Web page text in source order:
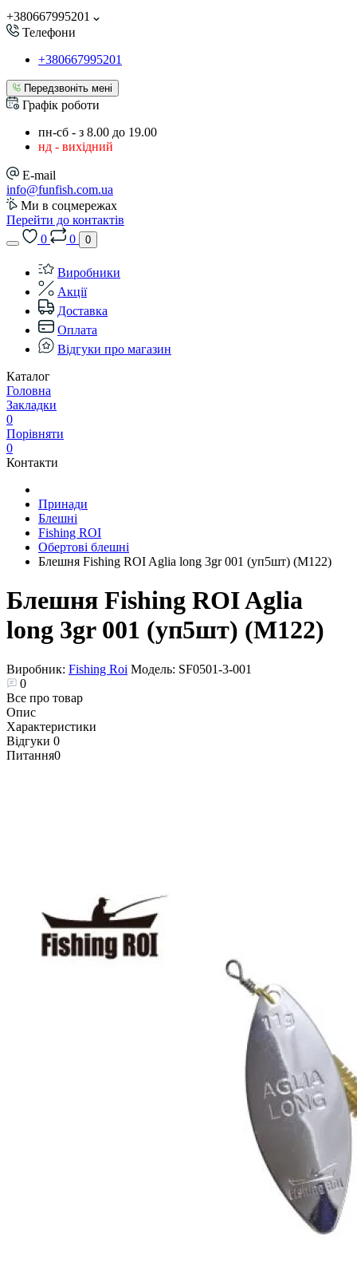
+380667995201
Телефони
+380667995201
Передзвоніть мені
Графік роботи
пн-сб - з 8.00 до 19.00
нд - вихідний
E-mail
info@funfish.com.ua
Ми в соцмережах
Перейти до контактів
0
0 0
Виробники
Акції
Доставка
Оплата
Відгуки про магазин
Каталог
Головна
Закладки
0
Порівняти
0
Контакти
Принади
Блешні
Fishing ROI
Обертові блешні
Блешня Fishing ROI Aglia long 3gr 001 (уп5шт) (M122)
Блешня Fishing ROI Aglia
long 3gr 001 (уп5шт) (M122)
Виробник: Fishing Roi Модель: SF0501-3-001
0
Все про товар
Опис
Характеристики
Відгуки 0
Питання0